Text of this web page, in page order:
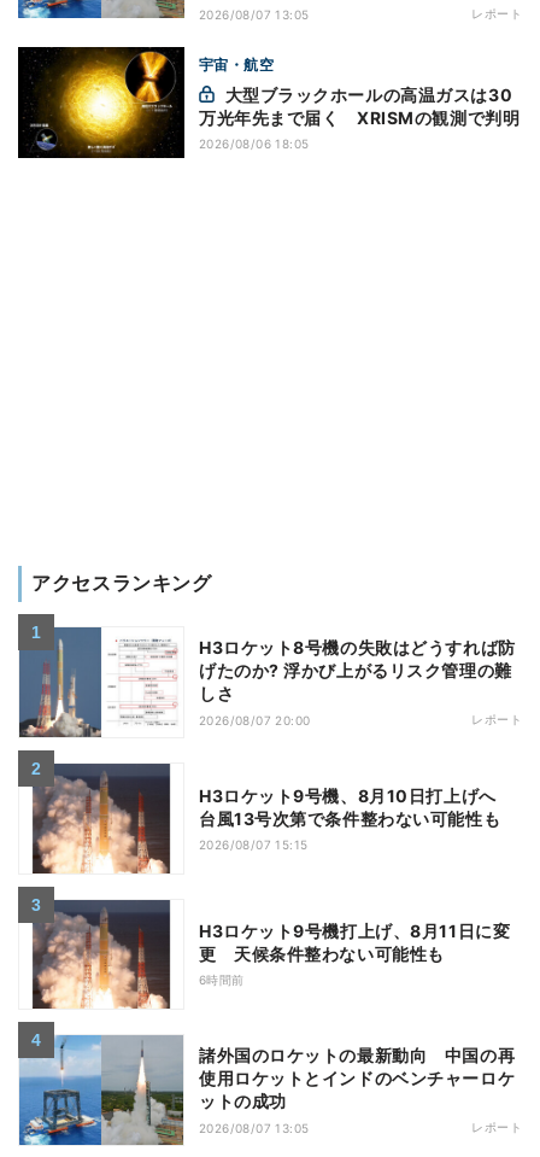
2026/08/07 13:05 レポート
宇宙・航空
万光年先まで届く XRISMの観測で判明
2026/08/06 18:05
アクセスランキング
H3ロケット8号機の失敗はどうすれば防
げたのか? 浮かび上がるリスク管理の難
しさ
2026/08/07 20:00 レポート
H3ロケット9号機、8月10日打上げへ
台風13号次第で条件整わない可能性も
2026/08/07 15:15
H3ロケット9号機打上げ、8月11日に変
更 天候条件整わない可能性も
6時間前
諸外国のロケットの最新動向 中国の再
使用ロケットとインドのベンチャーロケ
ットの成功
2026/08/07 13:05 レポート